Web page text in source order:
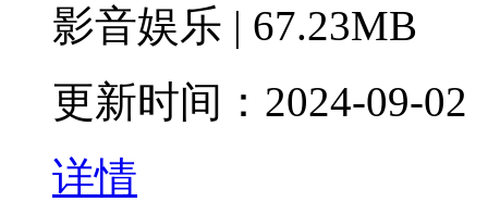
影音娱乐 | 67.23MB
更新时间：2024-09-02
详情